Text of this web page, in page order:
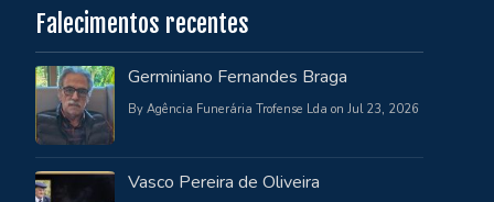
Falecimentos recentes
Germiniano Fernandes Braga
By Agência Funerária Trofense Lda on Jul 23, 2026
Vasco Pereira de Oliveira